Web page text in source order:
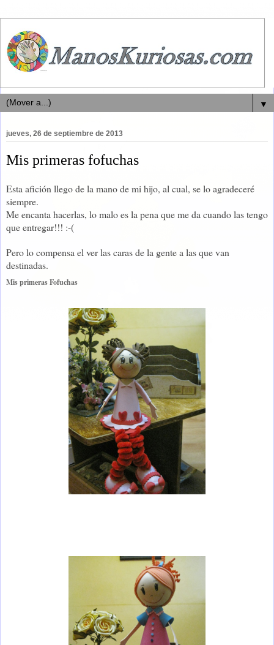
▼
jueves, 26 de septiembre de 2013
Mis primeras fofuchas
Esta afición llego de la mano de mi hijo, al cual, se lo agradeceré
siempre.
Me encanta hacerlas, lo malo es la pena que me da cuando las tengo
que entregar!!! :-(
Pero lo compensa el ver las caras de la gente a las que van
destinadas.
Mis primeras Fofuchas